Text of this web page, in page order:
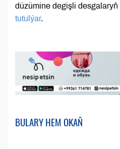
düzümine degişli desgalaryň
tutulýar.
BULARY HEM OKAŇ